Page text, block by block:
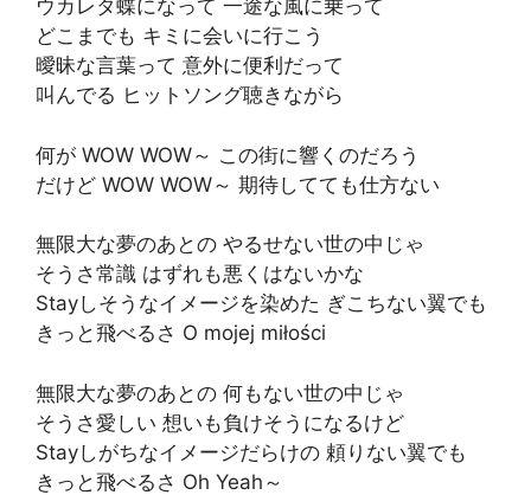
ウカレタ蝶になって 一途な風に乗って
どこまでも キミに会いに行こう
曖昧な言葉って 意外に便利だって
叫んでる ヒットソング聴きながら
何が WOW WOW～ この街に響くのだろう
だけど WOW WOW～ 期待してても仕方ない
無限大な夢のあとの やるせない世の中じゃ
そうさ常識 はずれも悪くはないかな
Stayしそうなイメージを染めた ぎこちない翼でも
きっと飛べるさ O mojej miłości
無限大な夢のあとの 何もない世の中じゃ
そうさ愛しい 想いも負けそうになるけど
Stayしがちなイメージだらけの 頼りない翼でも
きっと飛べるさ Oh Yeah～